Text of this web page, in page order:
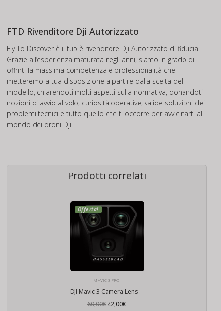
FTD Rivenditore Dji Autorizzato
Fly To Discover è il tuo è rivenditore Dji Autorizzato di fiducia.
Grazie all’esperienza maturata negli anni, siamo in grado di
offrirti la massima competenza e professionalità che
metteremo a tua disposizione a partire dalla scelta del
modello, chiarendoti molti aspetti sulla normativa, donandoti
nozioni di avvio al volo, curiosità operative, valide soluzioni dei
problemi tecnici e tutto quello che ti occorre per avvicinarti al
mondo dei droni Dji.
Prodotti correlati
Offerta!
MAVIC 3 PRO
DJI Mavic 3 Camera Lens
60,00€ Il42,00€